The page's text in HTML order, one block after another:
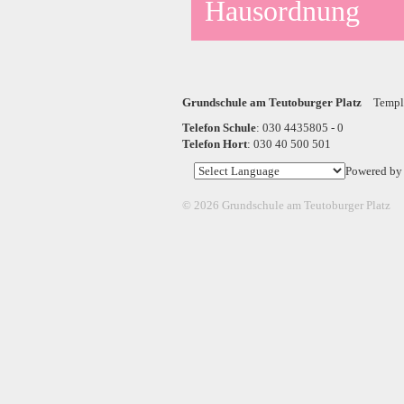
Hausordnung
Grundschule am Teutoburger Platz
Telefon Schule: 030 4435805 - 0
Telefon Hort: 030 40 500 501
Powered by
© 2026 Grundschule am Teutoburger Platz